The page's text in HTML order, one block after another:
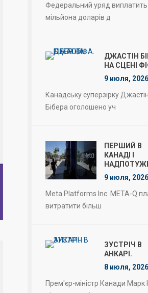
Федеральний уряд виплатить
мільйона доларів д
ДЖАСТІН
НА СЦЕНІ
9 июля, 2026
Канадську суперзірку
Бібера оголошено уч
ПЕРШИЙ В
КАНАДІ І
9 июля, 2026
Meta Platforms Inc. META-Q
витратити більш
ЗУСТРІЧ В
АНКАРІ.
8 июля, 2026
Прем'єр-міністр Канади Марк